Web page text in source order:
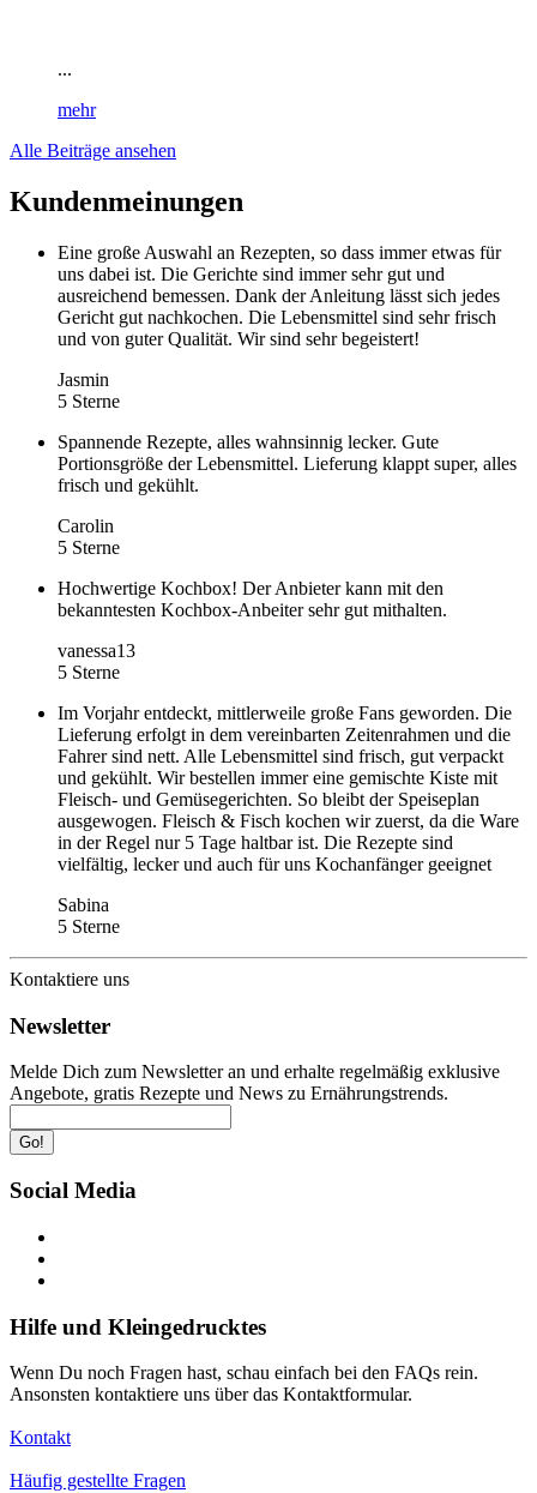
...
mehr
Alle Beiträge ansehen
Kundenmeinungen
Eine große Auswahl an Rezepten, so dass immer etwas für
uns dabei ist. Die Gerichte sind immer sehr gut und
ausreichend bemessen. Dank der Anleitung lässt sich jedes
Gericht gut nachkochen. Die Lebensmittel sind sehr frisch
und von guter Qualität. Wir sind sehr begeistert!
Jasmin
5 Sterne
Spannende Rezepte, alles wahnsinnig lecker. Gute
Portionsgröße der Lebensmittel. Lieferung klappt super, alles
frisch und gekühlt.
Carolin
5 Sterne
Hochwertige Kochbox! Der Anbieter kann mit den
bekanntesten Kochbox-Anbeiter sehr gut mithalten.
vanessa13
5 Sterne
Im Vorjahr entdeckt, mittlerweile große Fans geworden. Die
Lieferung erfolgt in dem vereinbarten Zeitenrahmen und die
Fahrer sind nett. Alle Lebensmittel sind frisch, gut verpackt
und gekühlt. Wir bestellen immer eine gemischte Kiste mit
Fleisch- und Gemüsegerichten. So bleibt der Speiseplan
ausgewogen. Fleisch & Fisch kochen wir zuerst, da die Ware
in der Regel nur 5 Tage haltbar ist. Die Rezepte sind
vielfältig, lecker und auch für uns Kochanfänger geeignet
Sabina
5 Sterne
Kontaktiere uns
Newsletter
Melde Dich zum Newsletter an und erhalte regelmäßig exklusive
Angebote, gratis Rezepte und News zu Ernährungstrends.
Go!
Social Media
Hilfe und Kleingedrucktes
Wenn Du noch Fragen hast, schau einfach bei den FAQs rein.
Ansonsten kontaktiere uns über das Kontaktformular.
Kontakt
Häufig gestellte Fragen